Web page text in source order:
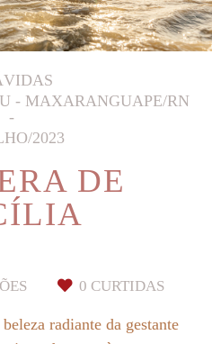
- MAXARANGUAPE/RN
2023
DE
0 CURTIDAS
radiante da gestante